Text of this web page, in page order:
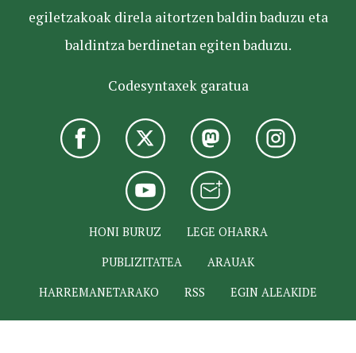
egiletzakoak direla aitortzen baldin baduzu eta
baldintza berdinetan egiten baduzu.
Codesyntaxek garatua
HONI BURUZ
LEGE OHARRA
PUBLIZITATEA
ARAUAK
HARREMANETARAKO
RSS EGIN ALEAKIDE